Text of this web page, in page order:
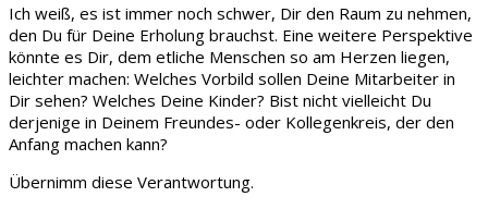
Ich weiß, es ist immer noch schwer, Dir den Raum zu nehmen,
den Du für Deine Erholung brauchst. Eine weitere Perspektive
könnte es Dir, dem etliche Menschen so am Herzen liegen,
leichter machen: Welches Vorbild sollen Deine Mitarbeiter in
Dir sehen? Welches Deine Kinder? Bist nicht vielleicht Du
derjenige in Deinem Freundes- oder Kollegenkreis, der den
Anfang machen kann?
Übernimm diese Verantwortung.